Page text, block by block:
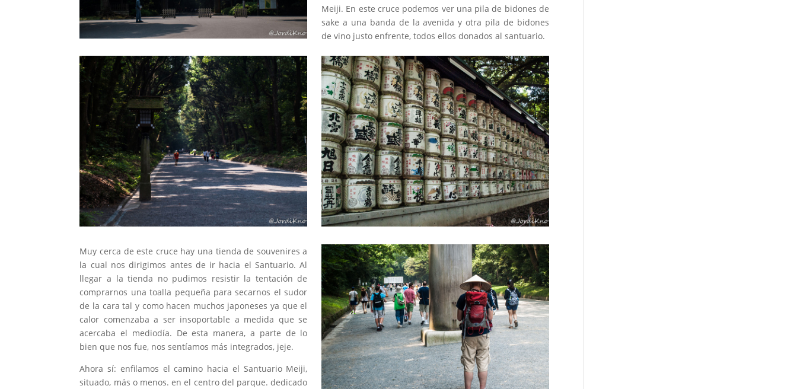
Meiji. En este cruce podemos ver una pila de bidones de
sake a una banda de la avenida y otra pila de bidones
de vino justo enfrente, todos ellos donados al santuario.
Muy cerca de este cruce hay una tienda de souvenires a
la cual nos dirigimos antes de ir hacia el Santuario. Al
llegar a la tienda no pudimos resistir la tentación de
comprarnos una toalla pequeña para secarnos el sudor
de la cara tal y como hacen muchos japoneses ya que el
calor comenzaba a ser insoportable a medida que se
acercaba el mediodía. De esta manera, a parte de lo
bien que nos fue, nos sentíamos más integrados, jeje.
Ahora sí: enfilamos el camino hacia el Santuario Meiji,
situado, más o menos. en el centro del parque. dedicado